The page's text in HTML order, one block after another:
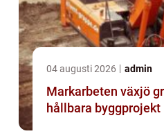
04 augusti 2026 admin
Markarbeten växjö grunden för
hållbara byggprojekt